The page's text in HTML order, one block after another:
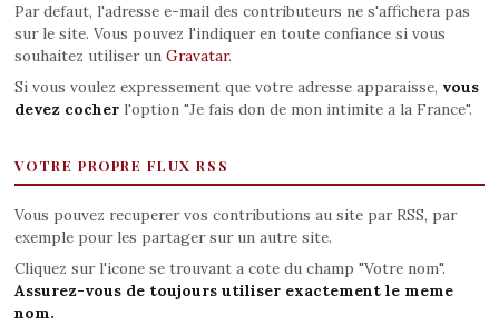
Par defaut, l'adresse e-mail des contributeurs ne s'affichera pas
sur le site. Vous pouvez l'indiquer en toute confiance si vous
souhaitez utiliser un Gravatar.
Si vous voulez expressement que votre adresse apparaisse, vous
devez cocherl'option "Je fais don de mon intimite a la France".
VOTRE PROPRE FLUX RSS
Vous pouvez recuperer vos contributions au site par RSS, par
exemple pour les partager sur un autre site.
Cliquez sur l'icone se trouvant a cote du champ "Votre nom".
Assurez-vous de toujours utiliser exactement le meme
nom.